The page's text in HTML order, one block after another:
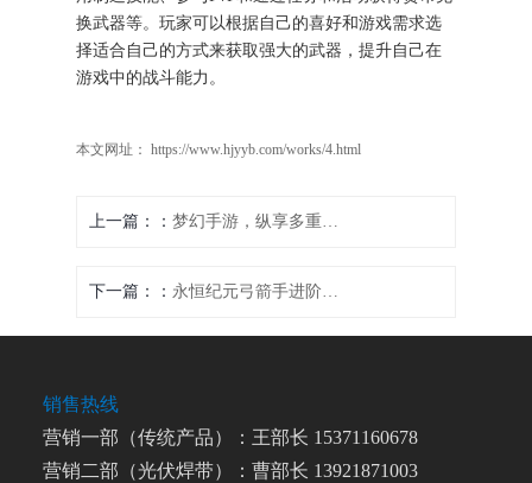
换武器等。玩家可以根据自己的喜好和游戏需求选
择适合自己的方式来获取强大的武器，提升自己在
游戏中的战斗能力。
本文网址： https://www.hjyyb.com/works/4.html
上一篇： 梦幻手游，纵享多重版本之乐
下一篇： 永恒纪元弓箭手进阶法则：全面技能解析与实战技巧
销售热线
营销一部（传统产品）：王部长 15371160678
营销二部（光伏焊带）：曹部长 13921871003